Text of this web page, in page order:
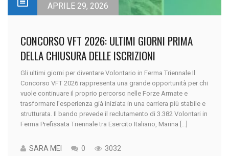
APRILE 29, 2026
CONCORSO VFT 2026: ULTIMI GIORNI PRIMA
DELLA CHIUSURA DELLE ISCRIZIONI
Gli ultimi giorni per diventare Volontario in Ferma Triennale Il
Concorso VFT 2026 rappresenta una grande opportunità per chi
vuole continuare il proprio percorso nelle Forze Armate e
trasformare l’esperienza già iniziata in una carriera più stabile e
strutturata. Il bando prevede il reclutamento di 3.382 Volontari in
Ferma Prefissata Triennale tra Esercito Italiano, Marina [...]
SARA MEI 0 3032